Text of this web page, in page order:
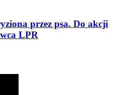
przez psa. Do akcji
LPR